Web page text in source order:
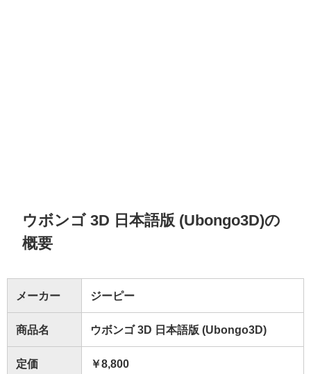
ウボンゴ 3D 日本語版 (Ubongo3D)の
概要
メーカー ジーピー
商品名 ウボンゴ 3D 日本語版 (Ubongo3D)
定価 ￥8,800